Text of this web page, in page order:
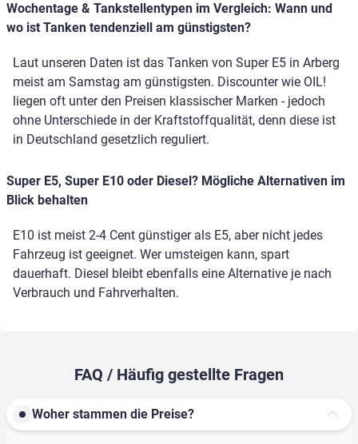
Wochentage & Tankstellentypen im Vergleich: Wann und
wo ist Tanken tendenziell am günstigsten?
Laut unseren Daten ist das Tanken von Super E5 in Arberg
meist am Samstag am günstigsten. Discounter wie OIL!
liegen oft unter den Preisen klassischer Marken - jedoch
ohne Unterschiede in der Kraftstoffqualität, denn diese ist
in Deutschland gesetzlich reguliert.
Super E5, Super E10 oder Diesel? Mögliche Alternativen im
Blick behalten
E10 ist meist 2-4 Cent günstiger als E5, aber nicht jedes
Fahrzeug ist geeignet. Wer umsteigen kann, spart
dauerhaft. Diesel bleibt ebenfalls eine Alternative je nach
Verbrauch und Fahrverhalten.
FAQ / Häufig gestellte Fragen
Woher stammen die Preise?